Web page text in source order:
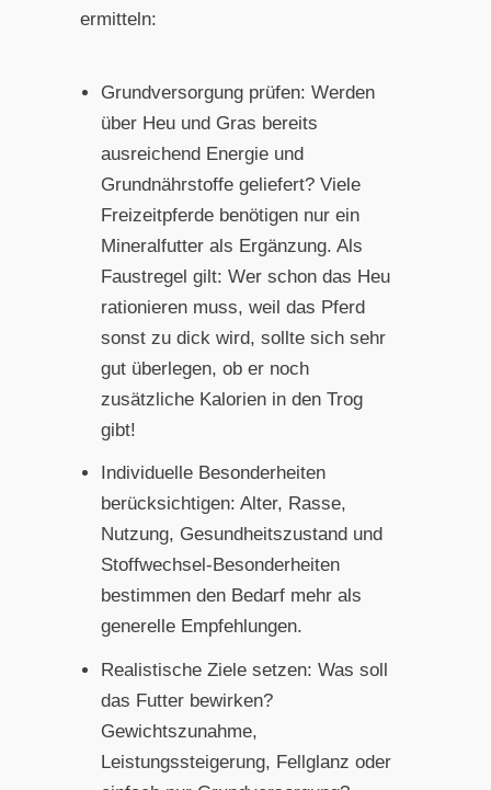
ermitteln:
Grundversorgung prüfen: Werden
über Heu und Gras bereits
ausreichend Energie und
Grundnährstoffe geliefert? Viele
Freizeitpferde benötigen nur ein
Mineralfutter als Ergänzung. Als
Faustregel gilt: Wer schon das Heu
rationieren muss, weil das Pferd
sonst zu dick wird, sollte sich sehr
gut überlegen, ob er noch
zusätzliche Kalorien in den Trog
gibt!
Individuelle Besonderheiten
berücksichtigen: Alter, Rasse,
Nutzung, Gesundheitszustand und
Stoffwechsel-Besonderheiten
bestimmen den Bedarf mehr als
generelle Empfehlungen.
Realistische Ziele setzen: Was soll
das Futter bewirken?
Gewichtszunahme,
Leistungssteigerung, Fellglanz oder